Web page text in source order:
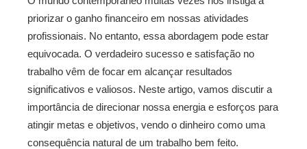
priorizar o ganho financeiro em nossas atividades
profissionais. No entanto, essa abordagem pode estar
equivocada. O verdadeiro sucesso e satisfação no
trabalho vêm de focar em alcançar resultados
significativos e valiosos. Neste artigo, vamos discutir a
importância de direcionar nossa energia e esforços para
atingir metas e objetivos, vendo o dinheiro como uma
consequência natural de um trabalho bem feito.